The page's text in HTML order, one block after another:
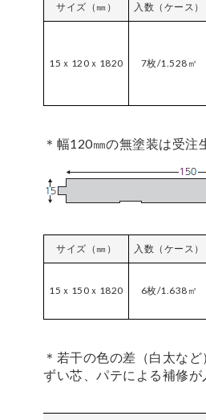
サイズ（㎜） 入数（ケース）
15ｘ120ｘ1820 7枚/1.528㎡
＊幅120㎜の無塗装は受注
サイズ（㎜） 入数（ケース）
15ｘ150ｘ1820 6枚/1.638㎡
＊若干の色の差（白太など
ずい芯、パテによる補修が